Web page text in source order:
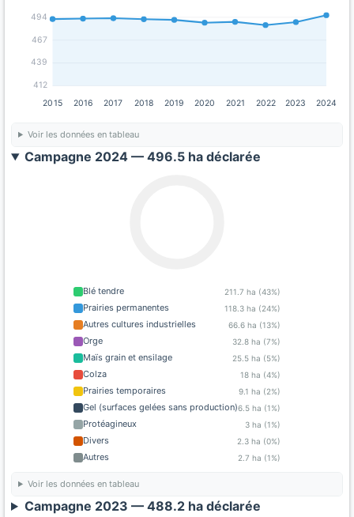
412
439
467
494
2015 2016 2017 2018 2019 2020 2021 2022 2023 2024
Voir les données en tableau
Campagne 2024 — 496.5 ha déclarée
Blé tendre 211.7 ha (43%)
Prairies permanentes 118.3 ha (24%)
Autres cultures industrielles 66.6 ha (13%)
Orge 32.8 ha (7%)
Maïs grain et ensilage 25.5 ha (5%)
Colza 18 ha (4%)
Prairies temporaires 9.1 ha (2%)
Gel (surfaces gelées sans production)6.5 ha (1%)
Protéagineux 3 ha (1%)
Divers 2.3 ha (0%)
Autres 2.7 ha (1%)
Voir les données en tableau
Campagne 2023 — 488.2 ha déclarée